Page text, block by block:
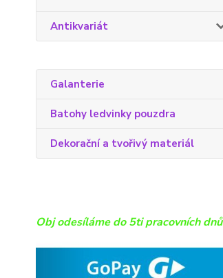
Antikvariát
Galanterie
Batohy ledvinky pouzdra
Dekorační a tvořivý materiál
Obj odesíláme do 5ti pracovních dnů